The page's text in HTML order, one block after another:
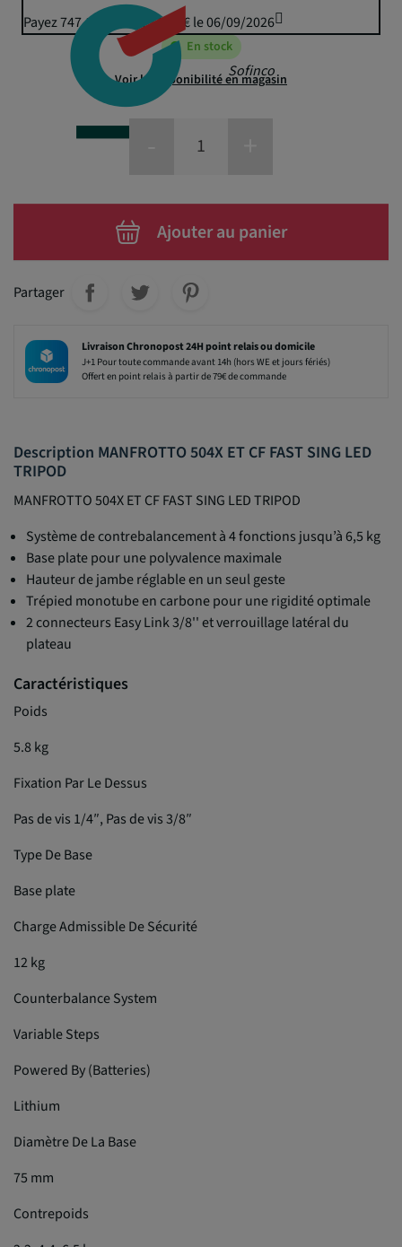
Sofinco
Payez 747,13 € puis 734,50 € le 06/09/2026
En stock
Voir la disponibilité en magasin
Ajouter au panier
Partager
Livraison Chronopost 24H point relais ou domicile
J+1 Pour toute commande avant 14h (hors WE et jours fériés)
Offert en point relais à partir de 79€ de commande
Description MANFROTTO 504X ET CF FAST SING LED
TRIPOD
MANFROTTO 504X ET CF FAST SING LED TRIPOD
Système de contrebalancement à 4 fonctions jusqu’à 6,5 kg
Base plate pour une polyvalence maximale
Hauteur de jambe réglable en un seul geste
Trépied monotube en carbone pour une rigidité optimale
2 connecteurs Easy Link 3/8'' et verrouillage latéral du
plateau
Caractéristiques
Poids
5.8 kg
Fixation Par Le Dessus
Pas de vis 1/4″, Pas de vis 3/8″
Type De Base
Base plate
Charge Admissible De Sécurité
12 kg
Counterbalance System
Variable Steps
Powered By (Batteries)
Lithium
Diamètre De La Base
75 mm
Contrepoids